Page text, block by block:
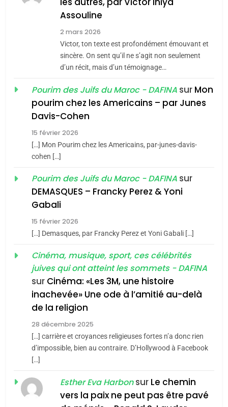
du terroir
DAFINA MAROC
Oeil ravageur – Vanessa
De Loya Stauber
CINEMA ISRAÉL
«Tu dis génocide, je dis
guerre»: La nouvelle
Tout sur la Nostalgie
Accords d’Isaac:
l’alliance pourrait
s’étendre à 13 pays
d’Amérique latine
ISRAÉL JUDAISME
meurtrière selon le
rapport d’ADL contre
l’antisémitisme
FRANCE ISRAÉL
FIÈRE, DIGNE ET RÉSILIENTE :
POURQUOI JE REVENDIQUE
Assouline
2 mars 2026
Victor, ton texte est profondément émouvant et
sincère. On sent qu’il ne s’agit non seulement
d’un récit, mais d’un témoignage…
Pourim des Juifs du Maroc - DAFINA sur Mon
pourim chez les Americains – par Junes
Davis-Cohen
15 février 2026
[…] Mon Pourim chez les Americains, par-junes-davis-
cohen […]
Pourim des Juifs du Maroc - DAFINA sur
DEMASQUES – Francky Perez & Yoni
Gabali
15 février 2026
[…] Demasques, par Francky Perez et Yoni Gabali […]
Cinéma, musique, sport, ces célébrités
juives qui ont atteint les sommets - DAFINA
sur Cinéma: «Les 3M, une histoire
inachevée» Une ode à l’amitié au-delà
de la religion
28 décembre 2025
[…] carrière et croyances religieuses fortes n’a donc rien
d’impossible, bien au contraire. D’Hollywood à Facebook
[…]
Esther Eva Harbonsur Le chemin
vers la paix ne peut pas être pavé
meurtrière selon le rapport
d’ADL contre
FIÈRE, DIGNE ET RÉSILIENTE :
MA JUDAÏTE par Thérèse
Zrihen-Dvir
ISRAÉL JUDAISME
Jacques Hadida
Maroc : Les amandes de
Tafraout, le miel de Tadla
Azilal consacrés produits
du terroir
DAFINA
Oeil ravageur – Vanessa De
CINEMA ISRAÉL